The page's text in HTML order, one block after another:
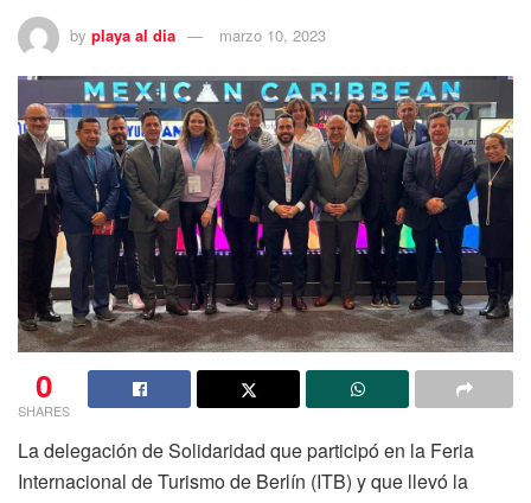
by playa al dia marzo 10, 2023
0
SHARES
La delegación de Solidaridad que participó en la Feria
Internacional de Turismo de Berlín (ITB) y que llevó la